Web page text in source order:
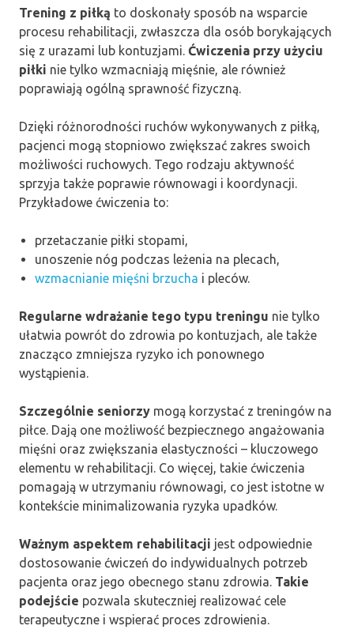
Trening z piłką to doskonały sposób na wsparcie
procesu rehabilitacji, zwłaszcza dla osób borykających
się z urazami lub kontuzjami. Ćwiczenia przy użyciu
piłki nie tylko wzmacniają mięśnie, ale również
poprawiają ogólną sprawność fizyczną.
Dzięki różnorodności ruchów wykonywanych z piłką,
pacjenci mogą stopniowo zwiększać zakres swoich
możliwości ruchowych. Tego rodzaju aktywność
sprzyja także poprawie równowagi i koordynacji.
Przykładowe ćwiczenia to:
przetaczanie piłki stopami,
unoszenie nóg podczas leżenia na plecach,
wzmacnianie mięśni brzucha i pleców.
Regularne wdrażanie tego typu treningu nie tylko
ułatwia powrót do zdrowia po kontuzjach, ale także
znacząco zmniejsza ryzyko ich ponownego
wystąpienia.
Szczególnie seniorzy mogą korzystać z treningów na
piłce. Dają one możliwość bezpiecznego angażowania
mięśni oraz zwiększania elastyczności – kluczowego
elementu w rehabilitacji. Co więcej, takie ćwiczenia
pomagają w utrzymaniu równowagi, co jest istotne w
kontekście minimalizowania ryzyka upadków.
Ważnym aspektem rehabilitacji jest odpowiednie
dostosowanie ćwiczeń do indywidualnych potrzeb
pacjenta oraz jego obecnego stanu zdrowia. Takie
podejście pozwala skuteczniej realizować cele
terapeutyczne i wspierać proces zdrowienia.